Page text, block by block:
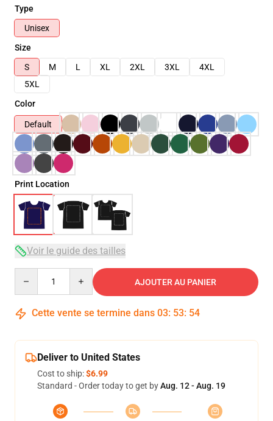
Type
Unisex
Size
S
M L XL 2XL 3XL
4XL
5XL
Color
Default
Print Location
Voir le guide des tailles
AJOUTER AU PANIER
Cette vente se termine dans 03: 53: 53
Deliver to United States
Cost to ship:$6.99
Standard - Order today to get byAug. 12 - Aug. 19